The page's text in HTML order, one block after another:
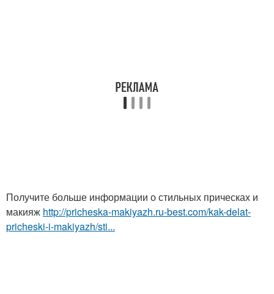
Получите больше информации о стильных прическах и
макияж http://pricheska-makiyazh.ru-best.com/kak-delat-
pricheski-i-makiyazh/sti...